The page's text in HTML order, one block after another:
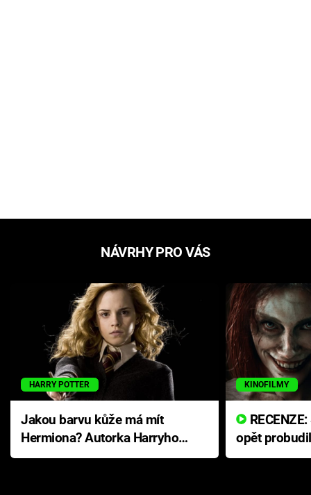
NÁVRHY PRO VÁS
HARRY POTTER
Jakou barvu kůže má mít
Hermiona? Autorka Harryho
Pottera přišla s ráznou
KINOFILMY
opět
přichází s